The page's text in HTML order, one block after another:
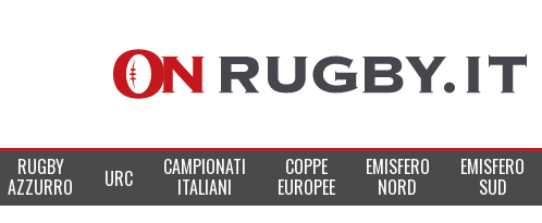
RUGBY
AZZURRO URC CAMPIONATI
ITALIANI
COPPE
EUROPEE
EMISFERO
NORD
EMISFERO
SUD